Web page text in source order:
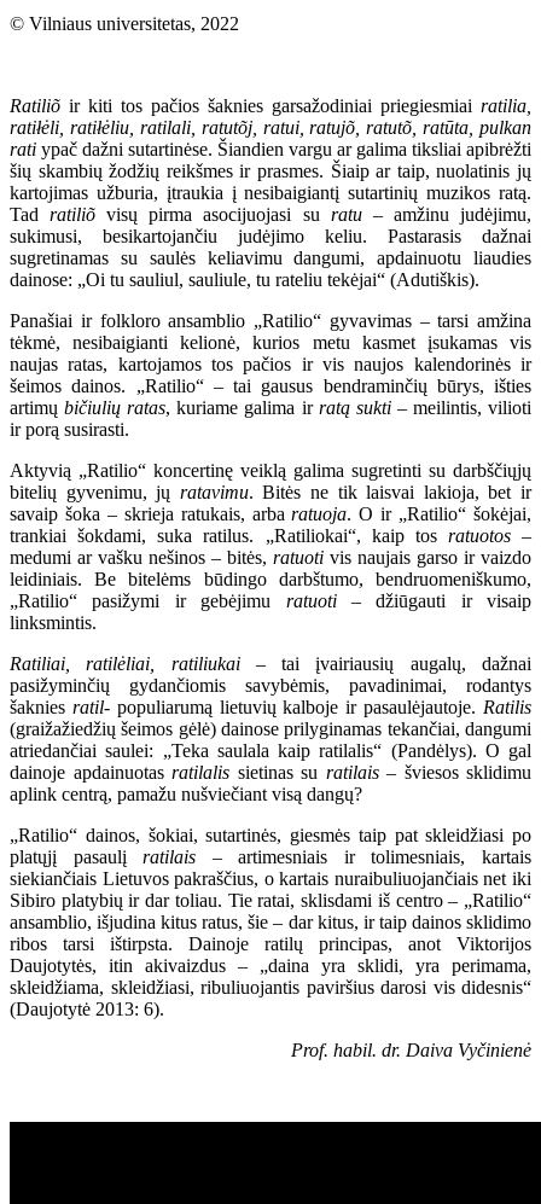
© Vilniaus universitetas, 2022
Ratiliõ ir kiti tos pačios šaknies garsažodiniai priegiesmiai ratilia,
ratiłėli, ratiłėliu, ratilali, ratutõj, ratui, ratujõ, ratutõ, ratūta, pulkan
rati ypač dažni sutartinėse. Šiandien vargu ar galima tiksliai apibrėžti
šių skambių žodžių reikšmes ir prasmes. Šiaip ar taip, nuolatinis jų
kartojimas užburia, įtraukia į nesibaigiantį sutartinių muzikos ratą.
Tadratiliõ visų pirma asocijuojasi su ratu– amžinu judėjimu,
sukimusi, besikartojančiu judėjimo keliu. Pastarasis dažnai
sugretinamas su saulės keliavimu dangumi, apdainuotu liaudies
dainose: „Oi tu sauliul, sauliule, tu rateliu tekėjai“ (Adutiškis).
Panašiai ir folkloro ansamblio „Ratilio“ gyvavimas – tarsi amžina
tėkmė, nesibaigianti kelionė, kurios metu kasmet įsukamas vis
naujas ratas, kartojamos tos pačios ir vis naujos kalendorinės ir
šeimos dainos. „Ratilio“ – tai gausus bendraminčių būrys, išties
artimųbičiulių ratas, kuriame galima ir ratą sukti– meilintis, vilioti
ir porą susirasti.
Aktyvią „Ratilio“ koncertinę veiklą galima sugretinti su darbščiųjų
bitelių gyvenimu, jų ratavimu. Bitės ne tik laisvai lakioja, bet ir
savaip šoka – skrieja ratukais, arbaratuoja. O ir „Ratilio“ šokėjai,
trankiai šokdami, suka ratilus. „Ratiliokai“, kaip tos ratuotos –
medumi ar vašku nešinos – bitės, ratuoti vis naujais garso ir vaizdo
leidiniais. Be bitelėms būdingo darbštumo, bendruomeniškumo,
„Ratilio“ pasižymi ir gebėjimu ratuoti– džiūgauti ir visaip
linksmintis.
Ratiliai, ratilėliai, ratiliukai– tai įvairiausių augalų, dažnai
pasižyminčių gydančiomis savybėmis, pavadinimai, rodantys
šaknies ratil-populiarumą lietuvių kalboje ir pasaulėjautoje. Ratilis
(graižažiedžių šeimos gėlė) dainose prilyginamas tekančiai, dangumi
atriedančiai saulei: „Teka saulala kaip ratilalis“ (Pandėlys). O gal
dainoje apdainuotas ratilalis sietinas su ratilais – šviesos sklidimu
aplink centrą, pamažu nušviečiant visą dangų?
„Ratilio“ dainos, šokiai, sutartinės, giesmės taip pat skleidžiasi po
platųjį pasaulįratilais – artimesniais ir tolimesniais, kartais
siekiančiais Lietuvos pakraščius, o kartais nuraibuliuojančiais net iki
Sibiro platybių ir dar toliau. Tie ratai, sklisdami iš centro – „Ratilio“
ansamblio, išjudina kitus ratus, šie – dar kitus, ir taip dainos sklidimo
ribos tarsi ištirpsta. Dainoje ratilų principas, anot Viktorijos
Daujotytės, itin akivaizdus – „daina yra sklidi, yra perimama,
skleidžiama, skleidžiasi, ribuliuojantis paviršius darosi vis didesnis“
(Daujotytė 2013: 6).
Prof. habil. dr. Daiva Vyčinienė